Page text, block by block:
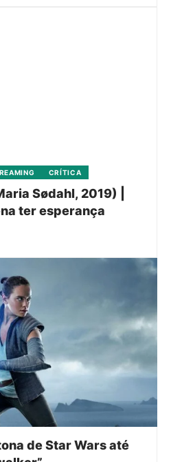
CRÍTICA
Sødahl, 2019) |
ter esperança
de Star Wars até